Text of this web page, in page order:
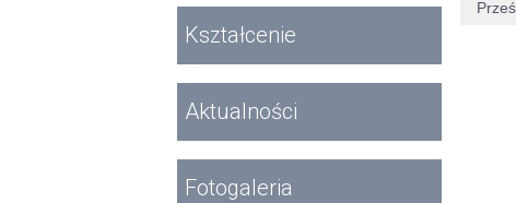
Kształcenie
Aktualności
Fotogaleria